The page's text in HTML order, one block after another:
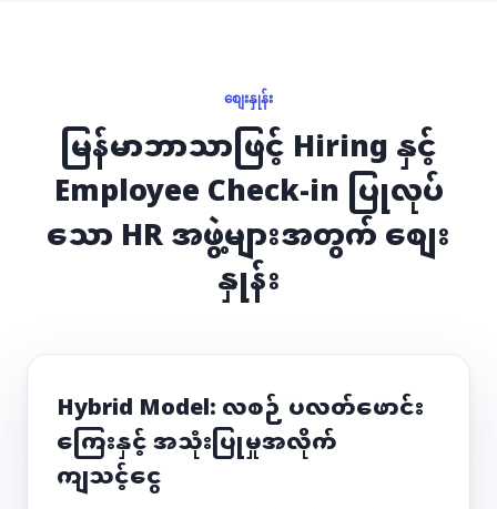
စျေးနှုန်း
မြန်မာဘာသာဖြင့် Hiring နှင့်
Employee Check-in ပြုလုပ်
သော HR အဖွဲ့များအတွက် စျေး
နှုန်း
Hybrid Model: လစဉ် ပလတ်ဖောင်း
ကြေးနှင့် အသုံးပြုမှုအလိုက်
ကျသင့်ငွေ